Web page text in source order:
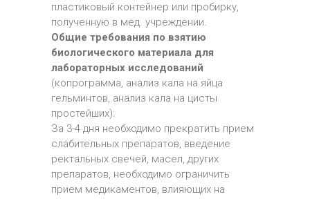
пластиковый контейнер или пробирку,
полученную в мед. учреждении.
Общие требования по взятию
биологического материала для
лабораторных исследований
(копрограмма, анализ кала на яйца
гельминтов, анализ кала на цисты
простейших):
За 3-4 дня необходимо прекратить прием
слабительных препаратов, введение
ректальных свечей, масел, других
препаратов, необходимо ограничить
прием медикаментов, влияющих на